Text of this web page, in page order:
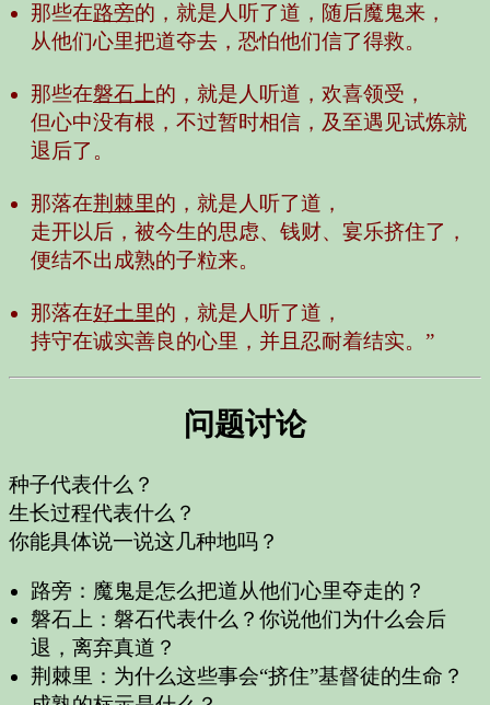
那些在路旁的，就是人听了道，随后魔鬼来，
从他们心里把道夺去，恐怕他们信了得救。
那些在磐石上的，就是人听道，欢喜领受，
但心中没有根，不过暂时相信，及至遇见试炼就
退后了。
那落在荆棘里的，就是人听了道，
走开以后，被今生的思虑、钱财、宴乐挤住了，
便结不出成熟的子粒来。
那落在好土里的，就是人听了道，
持守在诚实善良的心里，并且忍耐着结实。”
问题讨论
种子代表什么？
生长过程代表什么？
你能具体说一说这几种地吗？
路旁：魔鬼是怎么把道从他们心里夺走的？
磐石上：磐石代表什么？你说他们为什么会后
退，离弃真道？
荆棘里：为什么这些事会“挤住”基督徒的生命？